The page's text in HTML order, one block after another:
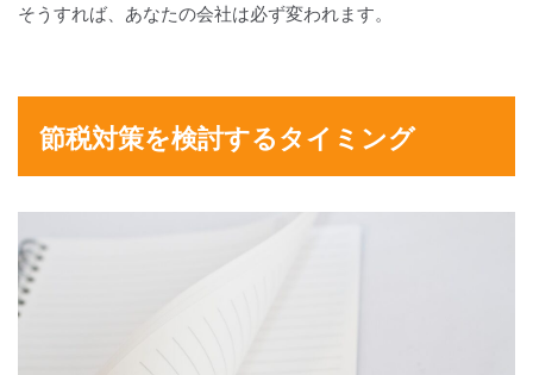
そうすれば、あなたの会社は必ず変われます。
節税対策を検討するタイミング